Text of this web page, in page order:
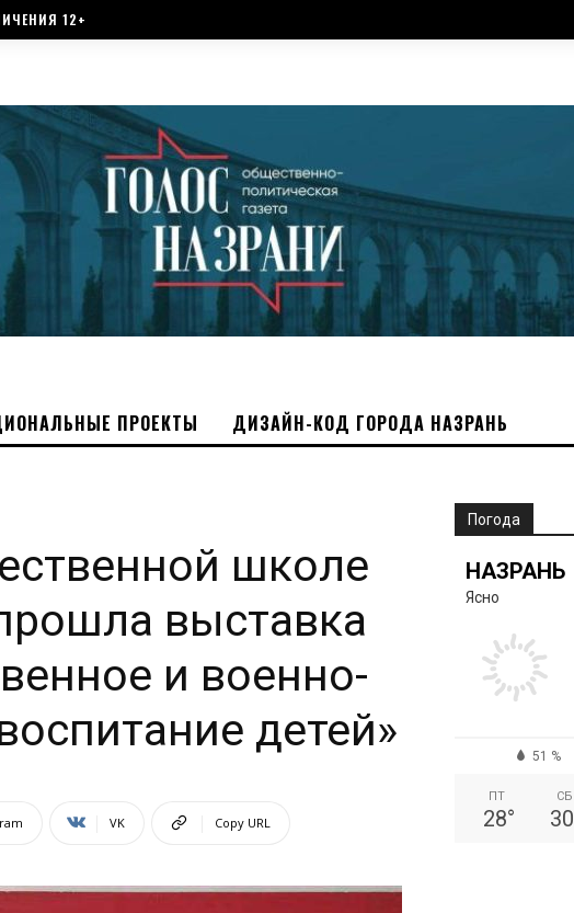
12+
ПРОЕКТЫ ДИЗАЙН-КОД ГОРОДА НАЗРАНЬ
школе
выставка
и военно-
детей»
VK Copy URL
Погода
НАЗРАНЬ
Ясно
51 %
ПТ
28°
СБ
30